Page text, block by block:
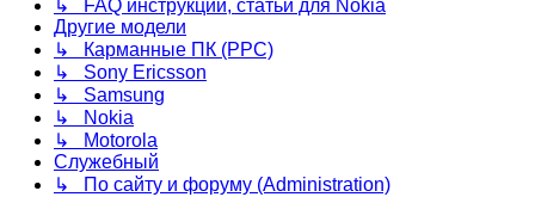
↳ FAQ инструкции, статьи для Nokia
Другие модели
↳ Карманные ПК (PPC)
↳ Sony Ericsson
↳ Samsung
↳ Nokia
↳ Motorola
Служебный
↳ По сайту и форуму (Administration)